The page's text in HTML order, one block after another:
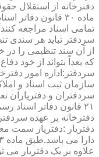
دفترخانه از استقلال
ماده ۳۰ قانون
تمامی اسناد مراجعه
سردفتر نباید هر سندی
از آن سند تنظیمی را در
که بعداً بتواند از خود
سردفتر:اداره امور
سازمان ثبت اسناد و
سردفتران و دفتریاران
۲۱ قانون دفاتر
دفترخانه بر عهده
دفتریار :دفتریار سمت
علاوه بر یک دفتریار می